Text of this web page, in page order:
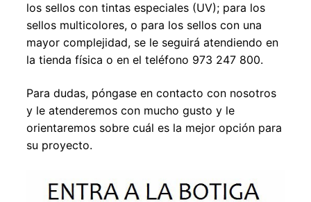
los sellos con tintas especiales (UV); para los
sellos multicolores, o para los sellos con una
mayor complejidad, se le seguirá atendiendo en
la tienda física o en el teléfono 973 247 800.
Para dudas, póngase en contacto con nosotros
y le atenderemos con mucho gusto y le
orientaremos sobre cuál es la mejor opción para
su proyecto.